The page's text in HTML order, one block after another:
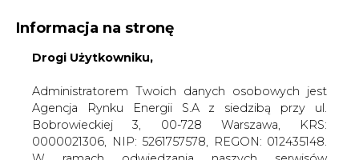
KONTAKT:
WYDAWCA PORTALU:
WYSOKI KONTRAST A A
ZALOGUJ SIĘ
Informacja na stronę
Drogi Użytkowniku,
Administratorem Twoich danych osobowych jest
Agencja Rynku Energii S.A z siedzibą przy ul.
Bobrowieckiej 3, 00-728 Warszawa, KRS:
0000021306, NIP: 5261757578, REGON: 012435148.